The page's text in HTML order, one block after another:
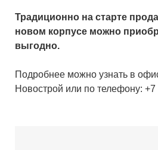
Традиционно на старте
новом корпусе можно
выгодно.
Подробнее можно узнать в
Новострой или по телефону: